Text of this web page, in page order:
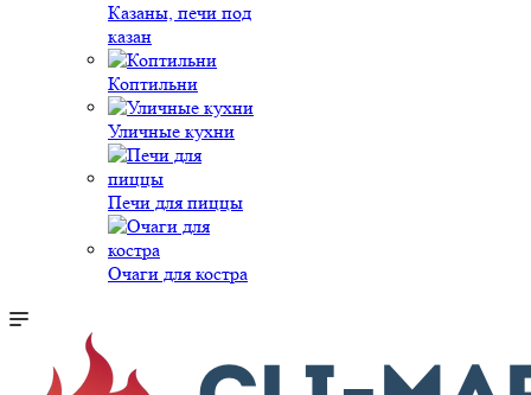
Казаны, печи под
казан
Коптильни
Уличные кухни
Печи для пиццы
Очаги для костра